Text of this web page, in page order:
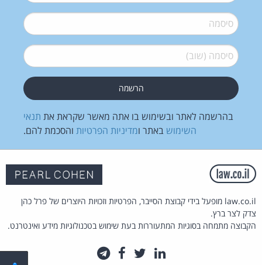
סיסמה*
סיסמה (שוב)*
בהרשמה לאתר ובשימוש בו אתה מאשר שקראת את תנאי
השימוש באתר ומדיניות הפרטיות והסכמת להם.
law.co.il מופעל בידי קבוצת הסייבר, הפרטיות וזכויות היוצרים של פרל כהן
צדק לצר ברץ.
הקבוצה מתמחה בסוגיות המתעוררות בעת שימוש בטכנולוגיות מידע ואינטרנט.
לינקדאין
טוויטרפייסבוק